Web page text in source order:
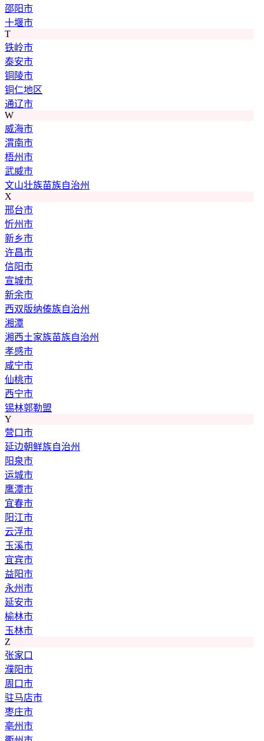
邵阳市
十堰市
T
铁岭市
泰安市
铜陵市
铜仁地区
通辽市
W
威海市
渭南市
梧州市
武威市
文山壮族苗族自治州
X
邢台市
忻州市
新乡市
许昌市
信阳市
宣城市
新余市
西双版纳傣族自治州
湘潭
湘西土家族苗族自治州
孝感市
咸宁市
仙桃市
西宁市
锡林郭勒盟
Y
营口市
延边朝鲜族自治州
阳泉市
运城市
鹰潭市
宜春市
阳江市
云浮市
玉溪市
宜宾市
益阳市
永州市
延安市
榆林市
玉林市
Z
张家口
濮阳市
周口市
驻马店市
枣庄市
亳州市